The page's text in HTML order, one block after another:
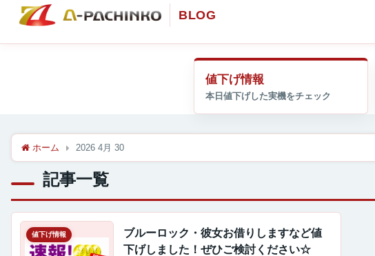
値下げ情報
ホーム 2026 4月 30
記事一覧
値下げ情報
ブルーロック・彼女お借りしますなど値
下げしました！ぜひご検討ください☆